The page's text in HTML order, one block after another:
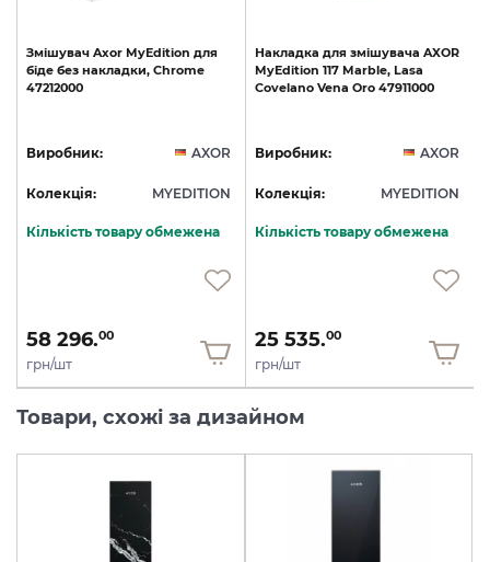
Змішувач Axor MyEdition для
біде без накладки, Chrome
47212000
Виробник: AXOR
Колекція: MYEDITION
Кількість товару обмежена
58 296.00
грн/шт
Накладка для змішувача AXOR
MyEdition 117 Marble, Lasa
Covelano Vena Oro 47911000
Виробник: AXOR
Колекція: MYEDITION
Кількість товару обмежена
25 535.00
грн/шт
Товари, схожі за дизайном